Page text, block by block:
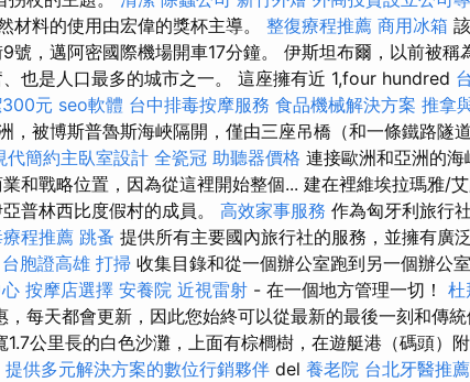
材料的使用由宏偉的獎杯主導。 整復療程推薦 商用冰箱
號，邁阿密國際機場開車17分鐘。 伊斯坦布爾，以前被稱
也是人口最多的城市之一。 這座擁有近 1,four hundred
300元 seo軟體 台中排毒按摩服務 食品機械解決方案 推拿
，被博斯普魯斯海峽隔開，僅由三座吊橋（和一條鐵路隧道
代簡約主臥室設計 全瓷冠 助聽器價格 連接歐洲和亞洲的海
和戰略位置，因為從這裡開始整個... 建在裡維埃拉瑪雅/
普林西比度假村的成員。 高效家事服務 作為匈牙利旅行
程推薦 跳蚤 提供所有主要國內旅行社的服務，並擁有廣
台胞證高雄 打掃 收集目錄和從一個辦公室跑到另一個辦公
按摩店選擇 安養院 近視雷射 - 在一個地方管理一切！ 杜
每天都會更新，因此您始終可以從最新的最後一刻和傳統
公里長的白色沙灘，上面有棕櫚樹，在遊艇港（碼頭）附
提供多元解決方案的數位行銷夥伴 del 養老院 台北牙醫推薦